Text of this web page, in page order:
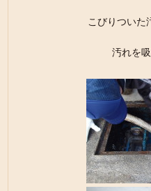
こびりついた
汚れを吸